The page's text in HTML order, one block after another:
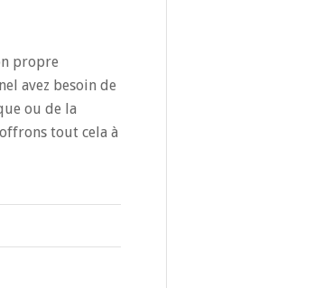
propre
avez besoin de
ou de la
tout cela à